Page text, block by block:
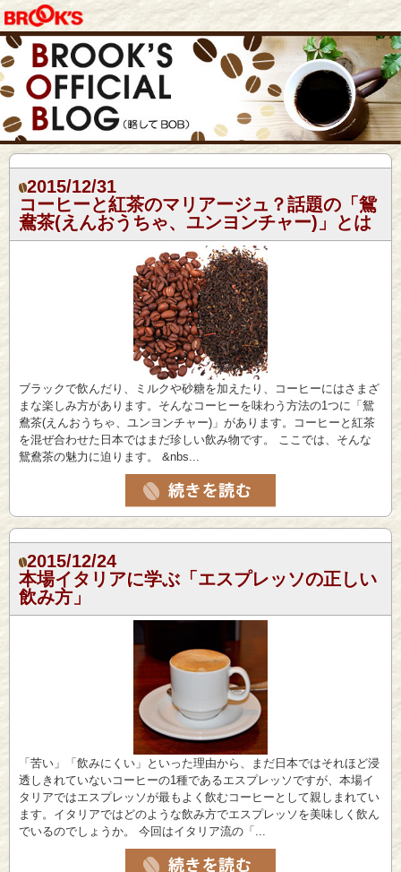
2015/12/31
コーヒーと紅茶のマリアージュ？話題の「鴛
鴦茶(えんおうちゃ、ユンヨンチャー)」とは
ブラックで飲んだり、ミルクや砂糖を加えたり、コーヒーにはさまざ
まな楽しみ方があります。そんなコーヒーを味わう方法の1つに「鴛
鴦茶(えんおうちゃ、ユンヨンチャー)」があります。コーヒーと紅茶
を混ぜ合わせた日本ではまだ珍しい飲み物です。 ここでは、そんな
鴛鴦茶の魅力に迫ります。 &nbs...
2015/12/24
本場イタリアに学ぶ「エスプレッソの正しい
飲み方」
「苦い」「飲みにくい」といった理由から、まだ日本ではそれほど浸
透しきれていないコーヒーの1種であるエスプレッソですが、本場イ
タリアではエスプレッソが最もよく飲むコーヒーとして親しまれてい
ます。イタリアではどのような飲み方でエスプレッソを美味しく飲ん
でいるのでしょうか。 今回はイタリア流の「...